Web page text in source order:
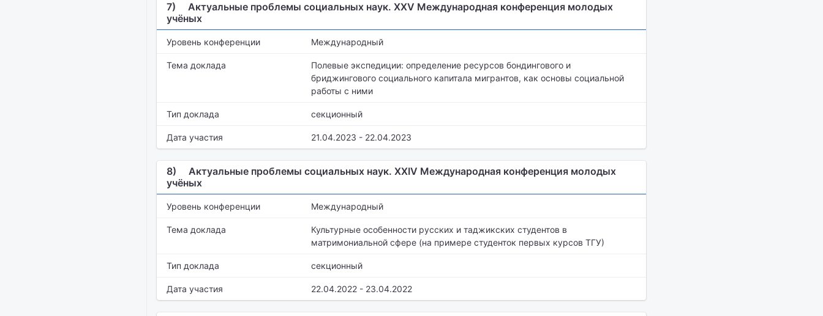
7)
Актуальные проблемы социальных наук. XXV Международная конференция молодых
учёных
Уровень конференции Международный
Тема доклада
Полевые экспедиции: определение ресурсов бондингового и
бриджингового социального капитала мигрантов, как основы социальной
работы с ними
Тип доклада секционный
Дата участия 21.04.2023 - 22.04.2023
8)
Актуальные проблемы социальных наук. XXIV Международная конференция молодых
учёных
Уровень конференции Международный
Тема доклада
Культурные особенности русских и таджикских студентов в
матримониальной сфере (на примере студенток первых курсов ТГУ)
Тип доклада секционный
Дата участия 22.04.2022 - 23.04.2022